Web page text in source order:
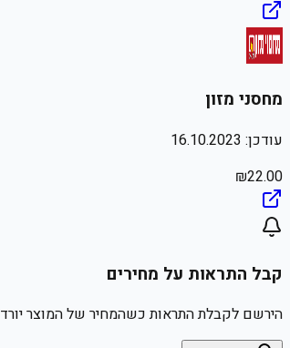
מחסני מזון
עודכן: 16.10.2023
₪22.00
קבל התראות על מחירים
הירשם לקבלת התראות כשהמחיר של המוצר יורד